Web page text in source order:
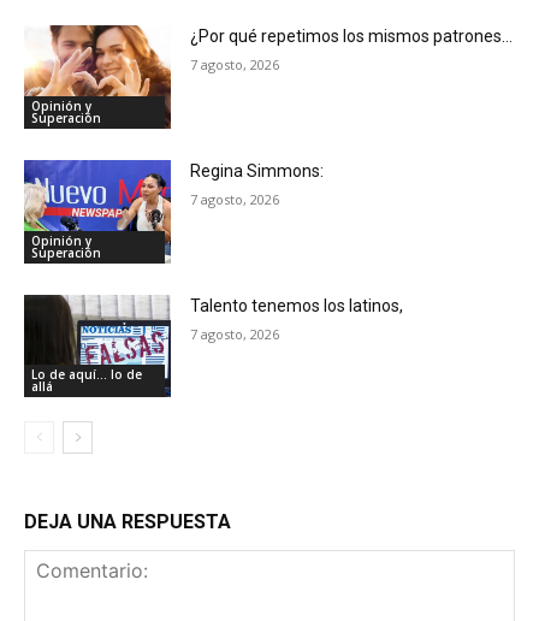
Opinión y
Superación
¿Por qué repetimos los mismos patrones…
7 agosto, 2026
Opinión y
Superación
Regina Simmons:
7 agosto, 2026
Lo de aquí... lo de
allá
Talento tenemos los latinos,
7 agosto, 2026
DEJA UNA RESPUESTA